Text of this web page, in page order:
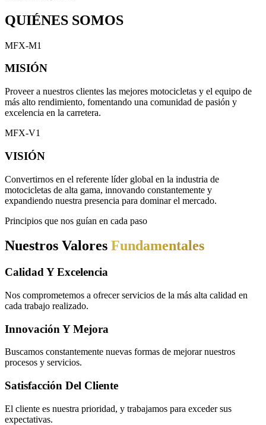
QUIÉNES SOMOS
MFX-M1
MISIÓN
Proveer a nuestros clientes las mejores motocicletas y el equipo de
más alto rendimiento, fomentando una comunidad de pasión y
excelencia en la carretera.
MFX-V1
VISIÓN
Convertirnos en el referente líder global en la industria de
motocicletas de alta gama, innovando constantemente y
expandiendo nuestra presencia para dominar el mercado.
Principios que nos guían en cada paso
Nuestros Valores Fundamentales
Calidad Y Excelencia
Nos comprometemos a ofrecer servicios de la más alta calidad en
cada trabajo realizado.
Innovación Y Mejora
Buscamos constantemente nuevas formas de mejorar nuestros
procesos y servicios.
Satisfacción Del Cliente
El cliente es nuestra prioridad, y trabajamos para exceder sus
expectativas.